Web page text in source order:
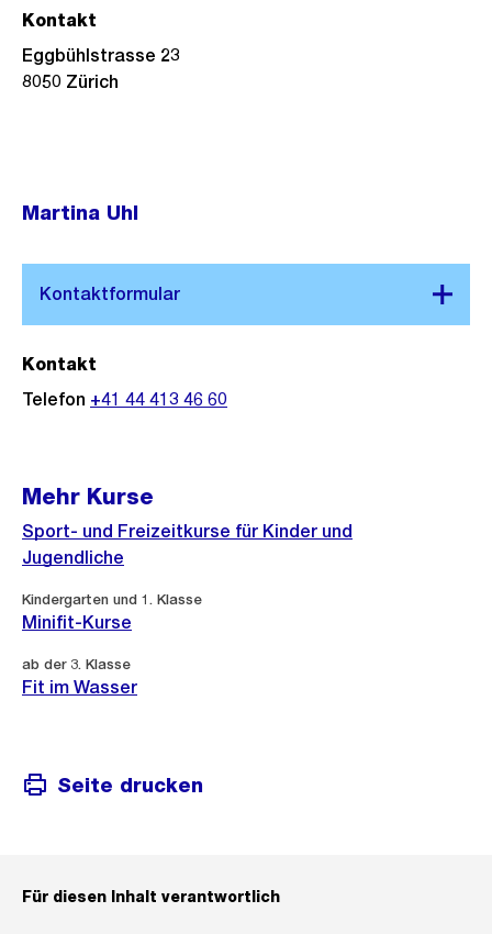
Kontakt
Eggbühlstrasse 23
8050 Zürich
Martina Uhl
Kontakt
Telefon +41 44 413 46 60
Mehr Kurse
Sport- und Freizeitkurse für Kinder und
Jugendliche
Kindergarten und 1. Klasse
Minifit-Kurse
ab der 3. Klasse
Fit im Wasser
Seite drucken
Für diesen Inhalt verantwortlich